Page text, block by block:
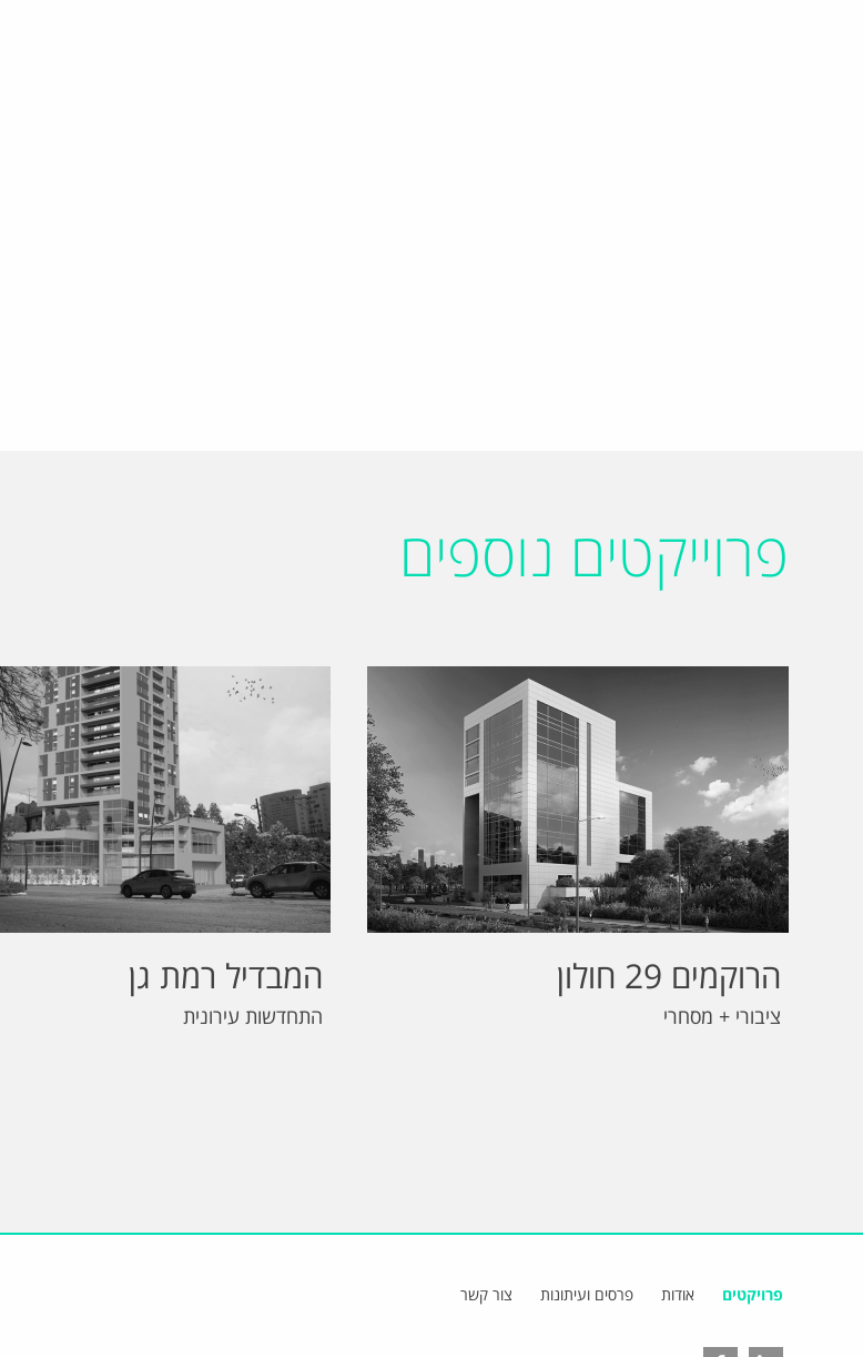
פרוייקטים נוספים
הרוקמים 29 חולון
ציבורי + מסחרי
המבדיל רמת גן
התחדשות עירונית
פרויקטים אודות פרסים ועיתונות צור קשר